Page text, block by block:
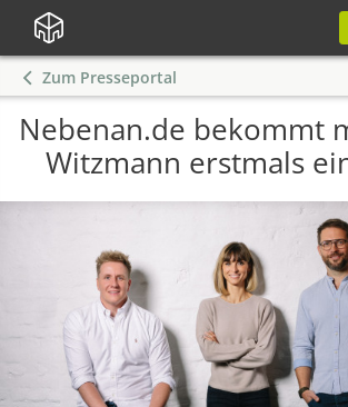
Zum Presseportal
Nebenan.de bekommt
Witzmann erstmals